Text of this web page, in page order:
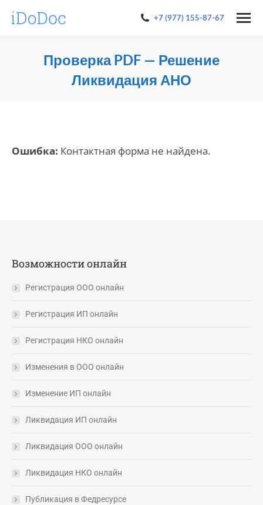
+7 (977) 155-87-67
Проверка PDF — Решение
Ликвидация АНО
Ошибка: Контактная форма не найдена.
Возможности онлайн
Регистрация ООО онлайн
Регистрация ИП онлайн
Регистрация НКО онлайн
Изменения в ООО онлайн
Изменение ИП онлайн
Ликвидация ИП онлайн
Ликвидация ООО онлайн
Ликвидация НКО онлайн
Публикация в Федресурсе